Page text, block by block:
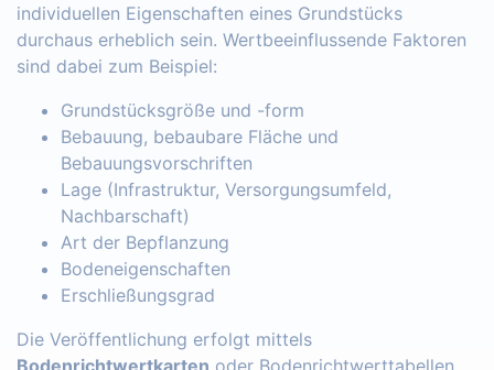
individuellen Eigenschaften eines Grundstücks
durchaus erheblich sein. Wertbeeinflussende Faktoren
sind dabei zum Beispiel:
Grundstücksgröße und -form
Bebauung, bebaubare Fläche und
Bebauungsvorschriften
Lage (Infrastruktur, Versorgungsumfeld,
Nachbarschaft)
Art der Bepflanzung
Bodeneigenschaften
Erschließungsgrad
Die Veröffentlichung erfolgt mittels
Bodenrichtwertkarten oder Bodenrichtwerttabellen.